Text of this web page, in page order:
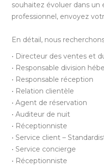
souhaitez évoluer dans
professionnel, envoyez
En détail, nous
• Directeur des ventes et
• Responsable division
• Responsable réception
• Relation clientèle
• Agent de réservation
• Auditeur de nuit
• Réceptionniste
• Service client –
• Service concierge
• Réceptionniste